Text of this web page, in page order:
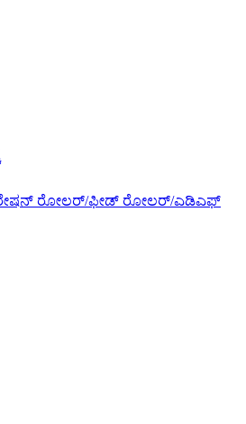
ರೋಲರ್/ಫೀಡ್ ರೋಲರ್/ಎಡಿಎಫ್